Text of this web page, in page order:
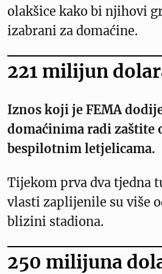
olakšice kako bi njihovi
izabrani za domaćine.
221 milijun
Iznos koji je FEMA
domaćinima radi
bespilotnim letjelicama.
Tijekom prva dva tjedna
vlasti zaplijenile su više
blizini stadiona.
250 milijuna